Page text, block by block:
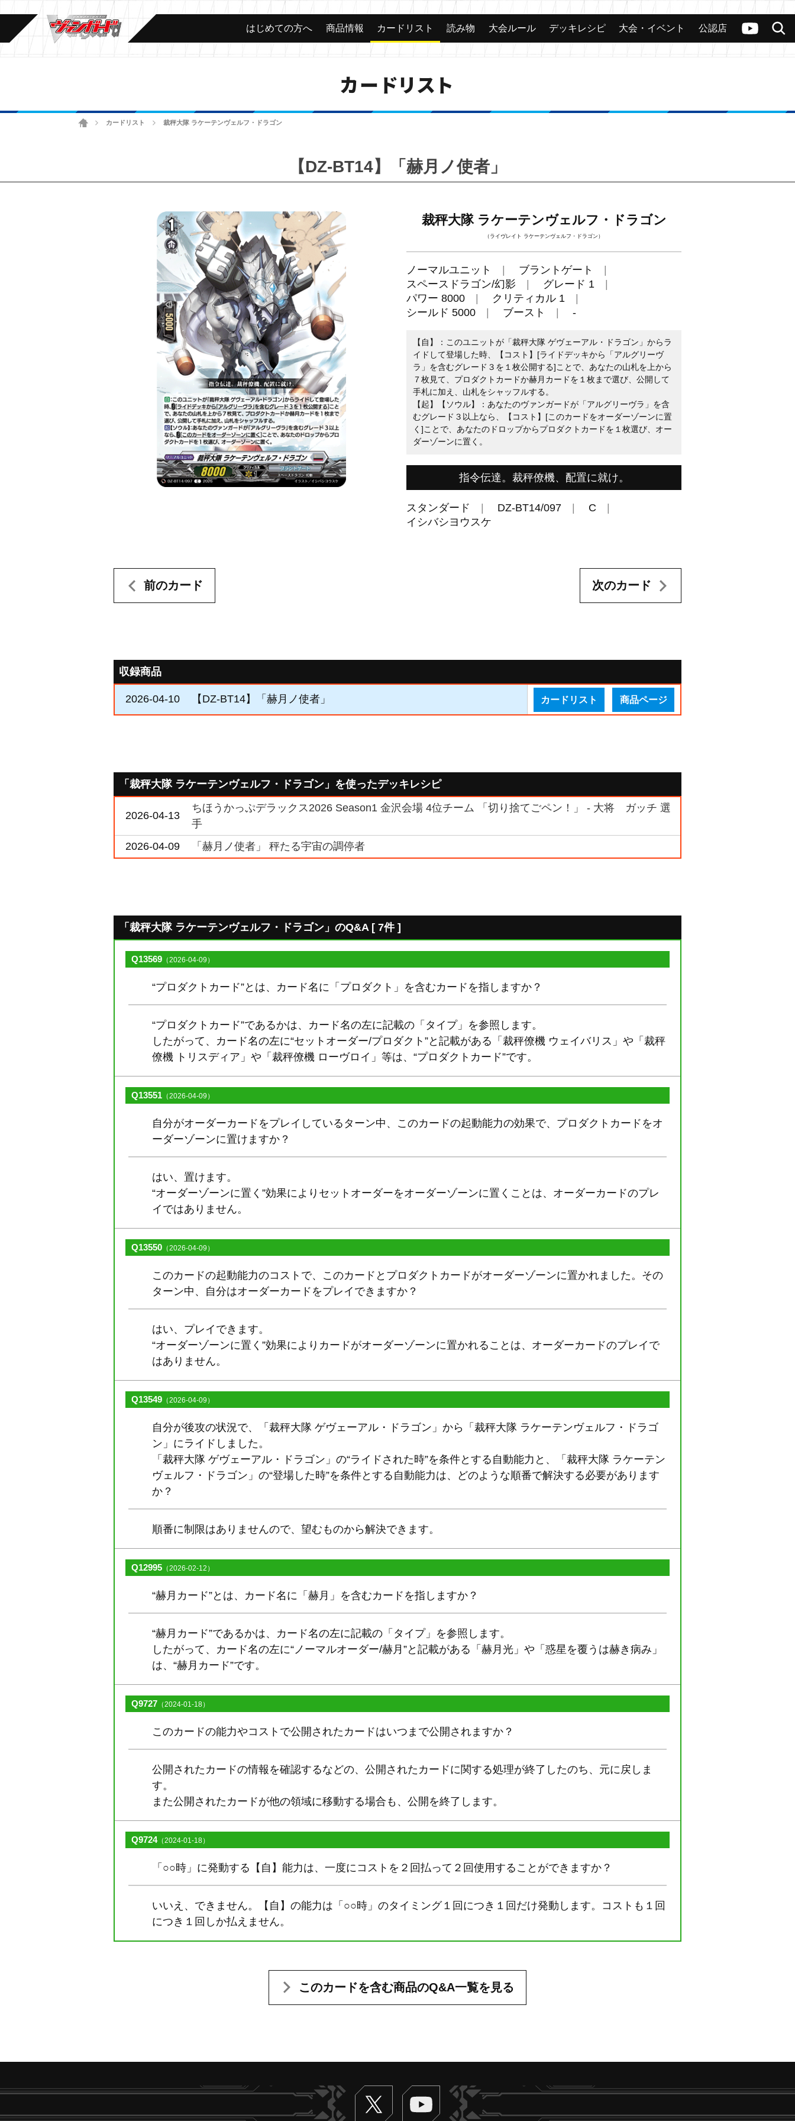
ヴァンガードch
検索
カード 大会 公認店舗 その他
はじめての方へ 商品情報 カードリスト 読み物 大会ルール デッキレシピ 大会・イベント 公認店
カードリスト
ホームカードリスト 裁秤大隊 ラケーテンヴェルフ・ドラゴン
【DZ-BT14】「赫月ノ使者」
裁秤大隊 ラケーテンヴェルフ・ドラゴン
（ライヴレイト ラケーテンヴェルフ・ドラゴン）
ノーマルユニット
ブラントゲート
スペースドラゴン/幻影
グレード 1
パワー 8000
クリティカル 1
シールド 5000
ブースト -
【自】：このユニットが「裁秤大隊 ゲヴェーアル・ドラゴン」からラ
イドして登場した時、【コスト】[ライドデッキから「アルグリーヴ
ラ」を含むグレード３を１枚公開する]ことで、あなたの山札を上から
７枚見て、プロダクトカードか赫月カードを１枚まで選び、公開して
手札に加え、山札をシャッフルする。
【起】【ソウル】：あなたのヴァンガードが「アルグリーヴラ」を含
むグレード３以上なら、【コスト】[このカードをオーダーゾーンに置
く]ことで、あなたのドロップからプロダクトカードを１枚選び、オー
ダーゾーンに置く。
指令伝達。裁秤僚機、配置に就け。
スタンダード DZ-BT14/097
C
イシバシヨウスケ
前のカード 次のカード
収録商品
2026-04-10 【DZ-BT14】「赫月ノ使者」 カードリスト 商品ページ
「裁秤大隊 ラケーテンヴェルフ・ドラゴン」を使ったデッキレシピ
2026-04-13
ちほうかっぷデラックス2026 Season1 金沢会場 4位チーム 「切り捨てごペン！」 - 大将 ガッチ 選
手
2026-04-09
「赫月ノ使者」 秤たる宇宙の調停者
「裁秤大隊 ラケーテンヴェルフ・ドラゴン」のQ&A [ 7件 ]
Q13569 （2026-04-09）
“プロダクトカード”とは、カード名に「プロダクト」を含むカードを指しますか？
“プロダクトカード”であるかは、カード名の左に記載の「タイプ」を参照します。
したがって、カード名の左に“セットオーダー/プロダクト”と記載がある「裁秤僚機 ウェイバリス」や「裁秤
僚機 トリスディア」や「裁秤僚機 ローヴロイ」等は、“プロダクトカード”です。
Q13551 （2026-04-09）
自分がオーダーカードをプレイしているターン中、このカードの起動能力の効果で、プロダクトカードをオ
ーダーゾーンに置けますか？
はい、置けます。
“オーダーゾーンに置く”効果によりセットオーダーをオーダーゾーンに置くことは、オーダーカードのプレ
イではありません。
Q13550 （2026-04-09）
このカードの起動能力のコストで、このカードとプロダクトカードがオーダーゾーンに置かれました。その
ターン中、自分はオーダーカードをプレイできますか？
はい、プレイできます。
“オーダーゾーンに置く”効果によりカードがオーダーゾーンに置かれることは、オーダーカードのプレイで
はありません。
Q13549 （2026-04-09）
自分が後攻の状況で、「裁秤大隊 ゲヴェーアル・ドラゴン」から「裁秤大隊 ラケーテンヴェルフ・ドラゴ
ン」にライドしました。
「裁秤大隊 ゲヴェーアル・ドラゴン」の“ライドされた時”を条件とする自動能力と、「裁秤大隊 ラケーテン
ヴェルフ・ドラゴン」の“登場した時”を条件とする自動能力は、どのような順番で解決する必要があります
か？
順番に制限はありませんので、望むものから解決できます。
Q12995 （2026-02-12）
“赫月カード”とは、カード名に「赫月」を含むカードを指しますか？
“赫月カード”であるかは、カード名の左に記載の「タイプ」を参照します。
したがって、カード名の左に“ノーマルオーダー/赫月”と記載がある「赫月光」や「惑星を覆うは赫き病み」
は、“赫月カード”です。
Q9727 （2024-01-18）
このカードの能力やコストで公開されたカードはいつまで公開されますか？
公開されたカードの情報を確認するなどの、公開されたカードに関する処理が終了したのち、元に戻しま
す。
また公開されたカードが他の領域に移動する場合も、公開を終了します。
Q9724（2024-01-18）
「○○時」に発動する【自】能力は、一度にコストを２回払って２回使用することができますか？
いいえ、できません。【自】の能力は「○○時」のタイミング１回につき１回だけ発動します。コストも１回
につき１回しか払えません。
このカードを含む商品のQ&A一覧を見る
Twitter ヴァンガードch